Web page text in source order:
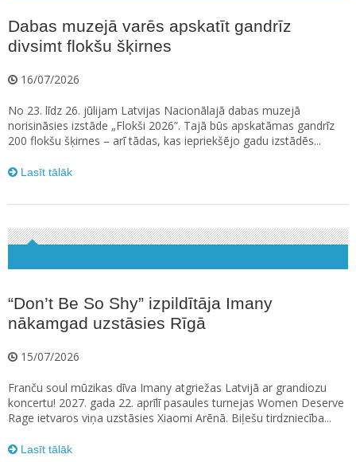
Dabas muzejā varēs apskatīt gandrīz
divsimt flokšu šķirnes
16/07/2026
No 23. līdz 26. jūlijam Latvijas Nacionālajā dabas muzejā
norisināsies izstāde „Flokši 2026”. Tajā būs apskatāmas gandrīz
200 flokšu šķirnes – arī tādas, kas iepriekšējo gadu izstādēs...
Lasīt tālāk
“Don’t Be So Shy” izpildītāja Imany
nākamgad uzstāsies Rīgā
15/07/2026
Franču soul mūzikas dīva Imany atgriežas Latvijā ar grandiozu
koncertu! 2027. gada 22. aprīlī pasaules turnejas Women Deserve
Rage ietvaros viņa uzstāsies Xiaomi Arēnā. Biļešu tirdzniecība...
Lasīt tālāk